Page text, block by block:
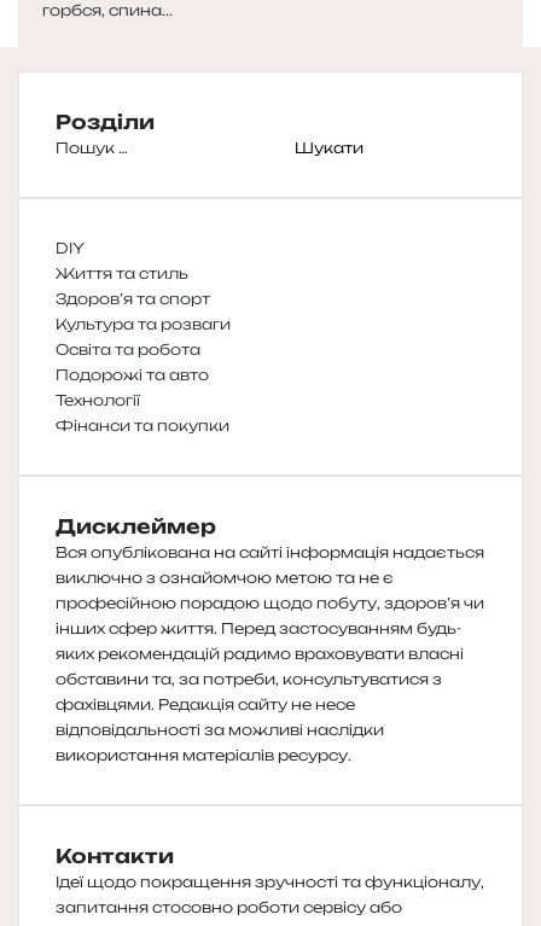
горбся, спина...
Розділи
Пошук:
DIY
Життя та стиль
Здоров’я та спорт
Культура та розваги
Освіта та робота
Подорожі та авто
Технології
Фінанси та покупки
Дисклеймер
Вся опублікована на сайті інформація надається
виключно з ознайомчою метою та не є
професійною порадою щодо побуту, здоров’я чи
інших сфер життя. Перед застосуванням будь-
яких рекомендацій радимо враховувати власні
обставини та, за потреби, консультуватися з
фахівцями. Редакція сайту не несе
відповідальності за можливі наслідки
використання матеріалів ресурсу.
Контакти
Ідеї щодо покращення зручності та функціоналу,
запитання стосовно роботи сервісу або